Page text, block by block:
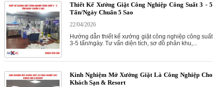
Thiết Kế Xưởng Giặt Công Nghiệp Công Suất 3 - 5
Tấn/Ngày Chuẩn 5 Sao
22/04/2026
Hướng dẫn thiết kế xưởng giặt công nghiệp công suất
3-5 tấn/ngày. Tư vấn diện tích, sơ đồ phân khu,...
Kinh Nghiệm Mở Xưởng Giặt Là Công Nghiệp Cho
Khách Sạn & Resort